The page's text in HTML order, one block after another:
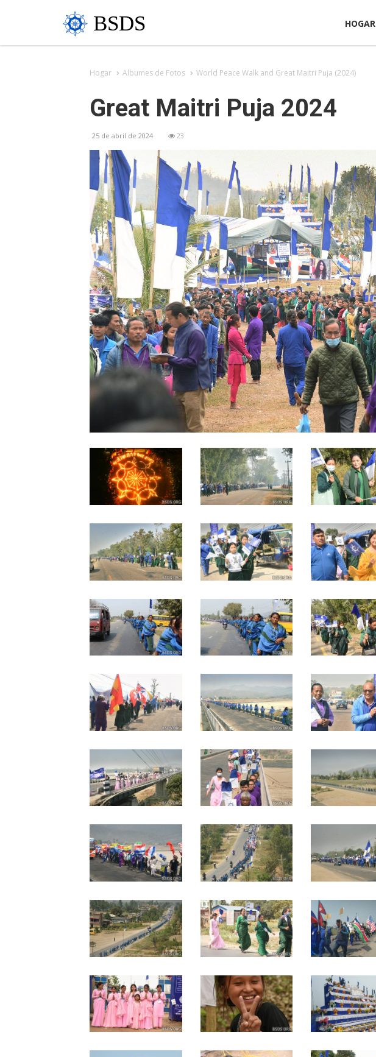
BSDS HOGAR
Hogar Albumes de Fotos World Peace Walk and Great Maitri Puja (2024)
Great Maitri Puja 2024
25 de abril de 2024 23